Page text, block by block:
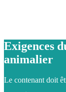
Exigences
animalier
Le contenant doit